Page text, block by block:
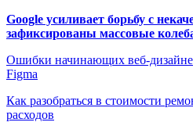
Google усиливает борьбу с
зафиксированы массовые
Ошибки начинающих веб-
Figma
Как разобраться в стоимости
расходов